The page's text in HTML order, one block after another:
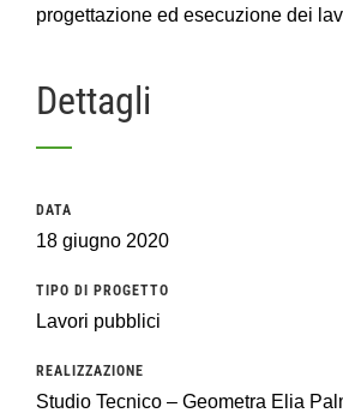
progettazione ed esecuzione dei
Dettagli
DATA
18 giugno 2020
TIPO DI PROGETTO
Lavori pubblici
REALIZZAZIONE
Studio Tecnico – Geometra Elia